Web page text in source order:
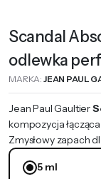
Scandal
odlewka
MARKA: JEAN PAUL
Jean Paul Gaultier
kompozycja
Zmysłowy zapach
5 ml